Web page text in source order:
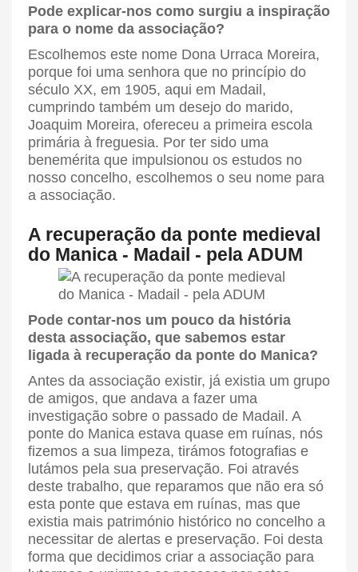
Pode explicar-nos como surgiu a inspiração
para o nome da associação?
Escolhemos este nome Dona Urraca Moreira,
porque foi uma senhora que no princípio do
século XX, em 1905, aqui em Madail,
cumprindo também um desejo do marido,
Joaquim Moreira, ofereceu a primeira escola
primária à freguesia. Por ter sido uma
benemérita que impulsionou os estudos no
nosso concelho, escolhemos o seu nome para
a associação.
A recuperação da ponte medieval
do Manica - Madail - pela ADUM
Pode contar-nos um pouco da história
desta associação, que sabemos estar
ligada à recuperação da ponte do Manica?
Antes da associação existir, já existia um grupo
de amigos, que andava a fazer uma
investigação sobre o passado de Madail. A
ponte do Manica estava quase em ruínas, nós
fizemos a sua limpeza, tirámos fotografias e
lutámos pela sua preservação. Foi através
deste trabalho, que reparamos que não era só
esta ponte que estava em ruínas, mas que
existia mais património histórico no concelho a
necessitar de alertas e preservação. Foi desta
forma que decidimos criar a associação para